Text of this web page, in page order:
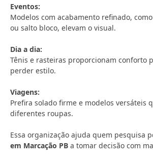
Eventos:
Modelos com acabamento refinado,
ou salto bloco, elevam o visual.
Dia a dia:
Tênis e rasteiras proporcionam conforto
perder estilo.
Viagens:
Prefira solado firme e modelos versáteis
diferentes roupas.
Essa organização ajuda quem pesquisa
em Marcação PB a tomar decisão com